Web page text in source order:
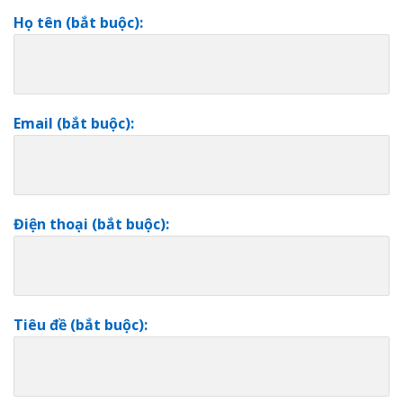
Họ tên (bắt buộc):
Email (bắt buộc):
Điện thoại (bắt buộc):
Tiêu đề (bắt buộc):